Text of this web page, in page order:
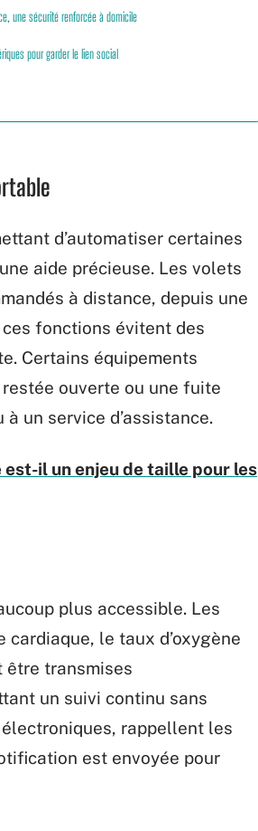
une sécurité renforcée à domicile
pour garder le lien social
d’automatiser certaines
aide précieuse. Les volets
à distance, depuis une
fonctions évitent des
Certains équipements
ouverte ou une fuite
un service d’assistance.
il un enjeu de taille pour les
plus accessible. Les
le taux d’oxygène
être transmises
un suivi continu sans
rappellent les
est envoyée pour